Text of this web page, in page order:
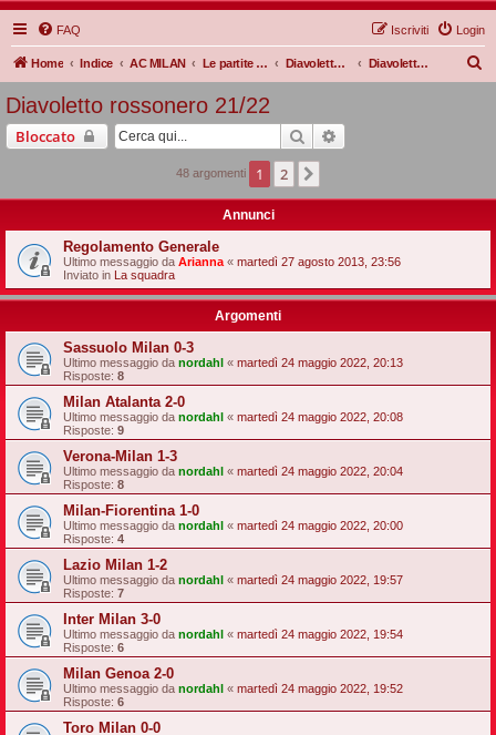
FAQ Login
Iscriviti
Home Indice AC MILAN Le partite Rossonere Diavoletto rossonero Diavoletto rossonero 21/22
Diavoletto rossonero 21/22
Bloccato Cerca
48 argomenti 1 2
Annunci
Regolamento Generale
Ultimo messaggio da Arianna « martedì 27 agosto 2013, 23:56
Inviato in La squadra
Argomenti
Sassuolo Milan 0-3
Ultimo messaggio da nordahl « martedì 24 maggio 2022, 20:13
Risposte: 8
Milan Atalanta 2-0
Ultimo messaggio da nordahl « martedì 24 maggio 2022, 20:08
Risposte: 9
Verona-Milan 1-3
Ultimo messaggio da nordahl « martedì 24 maggio 2022, 20:04
Risposte: 8
Milan-Fiorentina 1-0
Ultimo messaggio da nordahl « martedì 24 maggio 2022, 20:00
Risposte: 4
Lazio Milan 1-2
Ultimo messaggio da nordahl « martedì 24 maggio 2022, 19:57
Risposte: 7
Inter Milan 3-0
Ultimo messaggio da nordahl « martedì 24 maggio 2022, 19:54
Risposte: 6
Milan Genoa 2-0
Ultimo messaggio da nordahl « martedì 24 maggio 2022, 19:52
Risposte: 6
Toro Milan 0-0